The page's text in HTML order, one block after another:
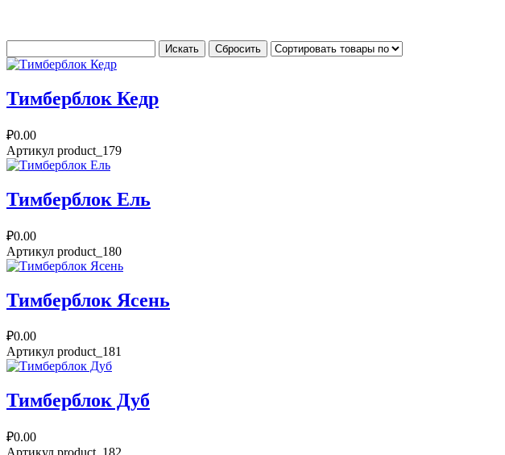
Тимберблок Кедр
₽0.00
Артикул product_179
Тимберблок Ель
₽0.00
Артикул product_180
Тимберблок Ясень
₽0.00
Артикул product_181
Тимберблок Дуб
₽0.00